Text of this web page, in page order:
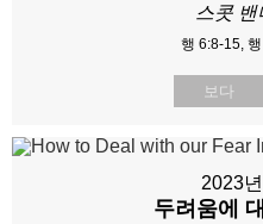
스콧 밴
행 6:8-15,
보다
2023
두려움에